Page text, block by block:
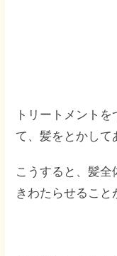
トリートメントを
て、髪をとかして
こうすると、髪
きわたらせること